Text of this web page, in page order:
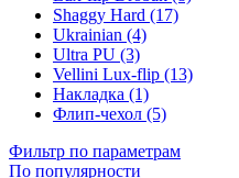
Shaggy Hard (17)
Ukrainian (4)
Ultra PU (3)
Vellini Lux-flip (13)
Накладка (1)
Флип-чехол (5)
Фильтр по параметрам
По популярности